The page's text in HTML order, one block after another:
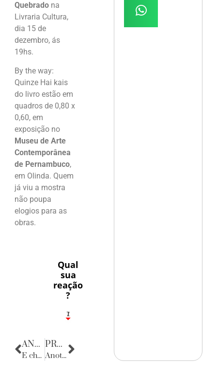
Quebrado na
Livraria Cultura,
dia 15 de
dezembro, ás
19hs.
By the way:
Quinze Hai kais
do livro estão em
quadros de 0,80 x
0,60, em
exposição no
Museu de Arte
Contemporânea
de Pernambuco,
em Olinda. Quem
já viu a mostra
não poupa
elogios para as
obras.
Qual
sua
reação
?
1
7
ANTERIOR
E chegou o Natal
PRÓXIMA
Anotações do Cotidiano